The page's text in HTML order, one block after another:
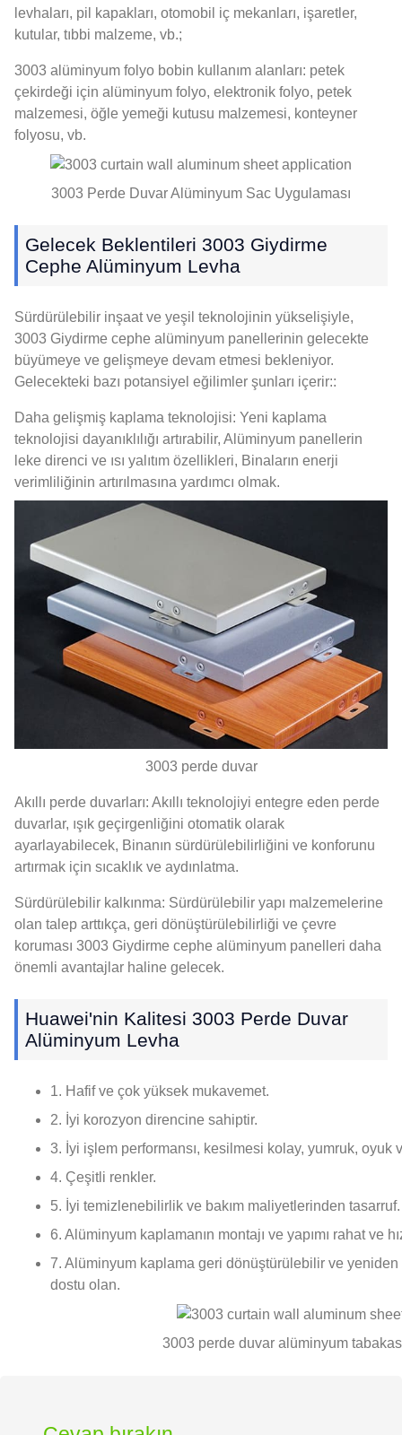
levhaları, pil kapakları, otomobil iç mekanları, işaretler,
kutular, tıbbi malzeme, vb.;
3003 alüminyum folyo bobin kullanım alanları: petek
çekirdeği için alüminyum folyo, elektronik folyo, petek
malzemesi, öğle yemeği kutusu malzemesi, konteyner
folyosu, vb.
3003 Perde Duvar Alüminyum Sac Uygulaması
Gelecek Beklentileri 3003 Giydirme
Cephe Alüminyum Levha
Sürdürülebilir inşaat ve yeşil teknolojinin yükselişiyle,
3003 Giydirme cephe alüminyum panellerinin gelecekte
büyümeye ve gelişmeye devam etmesi bekleniyor.
Gelecekteki bazı potansiyel eğilimler şunları içerir::
Daha gelişmiş kaplama teknolojisi: Yeni kaplama
teknolojisi dayanıklılığı artırabilir, Alüminyum panellerin
leke direnci ve ısı yalıtım özellikleri, Binaların enerji
verimliliğinin artırılmasına yardımcı olmak.
3003 perde duvar
Akıllı perde duvarları: Akıllı teknolojiyi entegre eden perde
duvarlar, ışık geçirgenliğini otomatik olarak
ayarlayabilecek, Binanın sürdürülebilirliğini ve konforunu
artırmak için sıcaklık ve aydınlatma.
Sürdürülebilir kalkınma: Sürdürülebilir yapı malzemelerine
olan talep arttıkça, geri dönüştürülebilirliği ve çevre
koruması 3003 Giydirme cephe alüminyum panelleri daha
önemli avantajlar haline gelecek.
Huawei'nin Kalitesi 3003 Perde Duvar
Alüminyum Levha
1. Hafif ve çok yüksek mukavemet.
2. İyi korozyon direncine sahiptir.
3. İyi işlem performansı, kesilmesi kolay, yumruk, oyuk
4. Çeşitli renkler.
5. İyi temizlenebilirlik ve bakım maliyetlerinden tasarruf.
6. Alüminyum kaplamanın montajı ve yapımı rahat ve
7. Alüminyum kaplama geri dönüştürülebilir ve
dostu olan.
3003 perde duvar alüminyum